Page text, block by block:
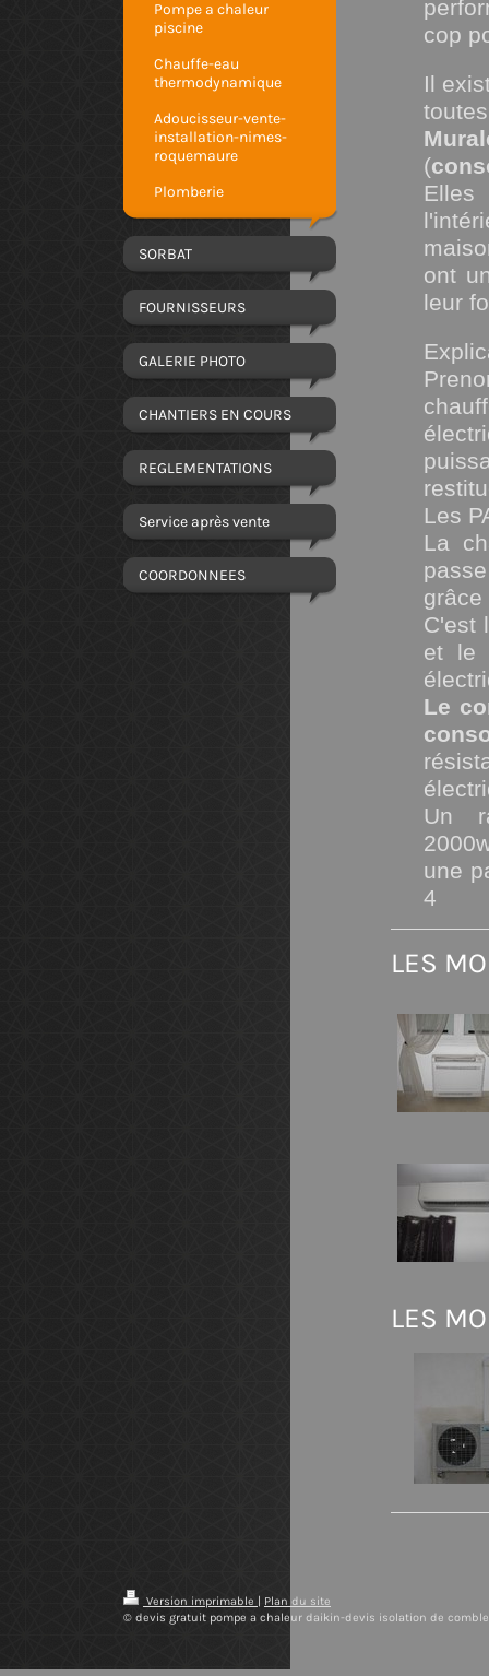
Pompe a chaleur
piscine
Chauffe-eau
thermodynamique
Adoucisseur-vente-
installation-nimes-
roquemaure
Plomberie
SORBAT
FOURNISSEURS
GALERIE PHOTO
CHANTIERS EN COURS
REGLEMENTATIONS
Service après vente
COORDONNEES
cop
Il
(
Elles
ont
leur
Les
La
grâce
C'est
et le
Le
Un
une
4
LES
LES
Version imprimable | Plan du site
© devis gratuit pompe a chaleur daikin-devis isolation de